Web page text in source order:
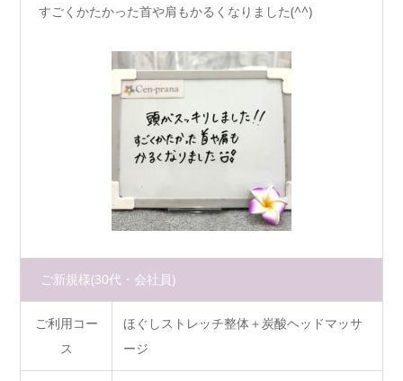
すごくかたかった首や肩もかるくなりました(^^)
ご新規様(30代・会社員)
ご利用コー
ス
ほぐしストレッチ整体＋炭酸ヘッドマッサ
ージ